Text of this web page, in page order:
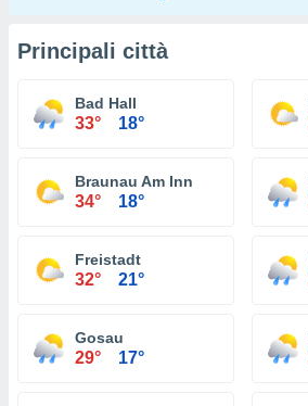
Principali città
Bad Hall
33° 18°
Braunau Am Inn
34° 18°
Freistadt
32° 21°
Gosau
29° 17°